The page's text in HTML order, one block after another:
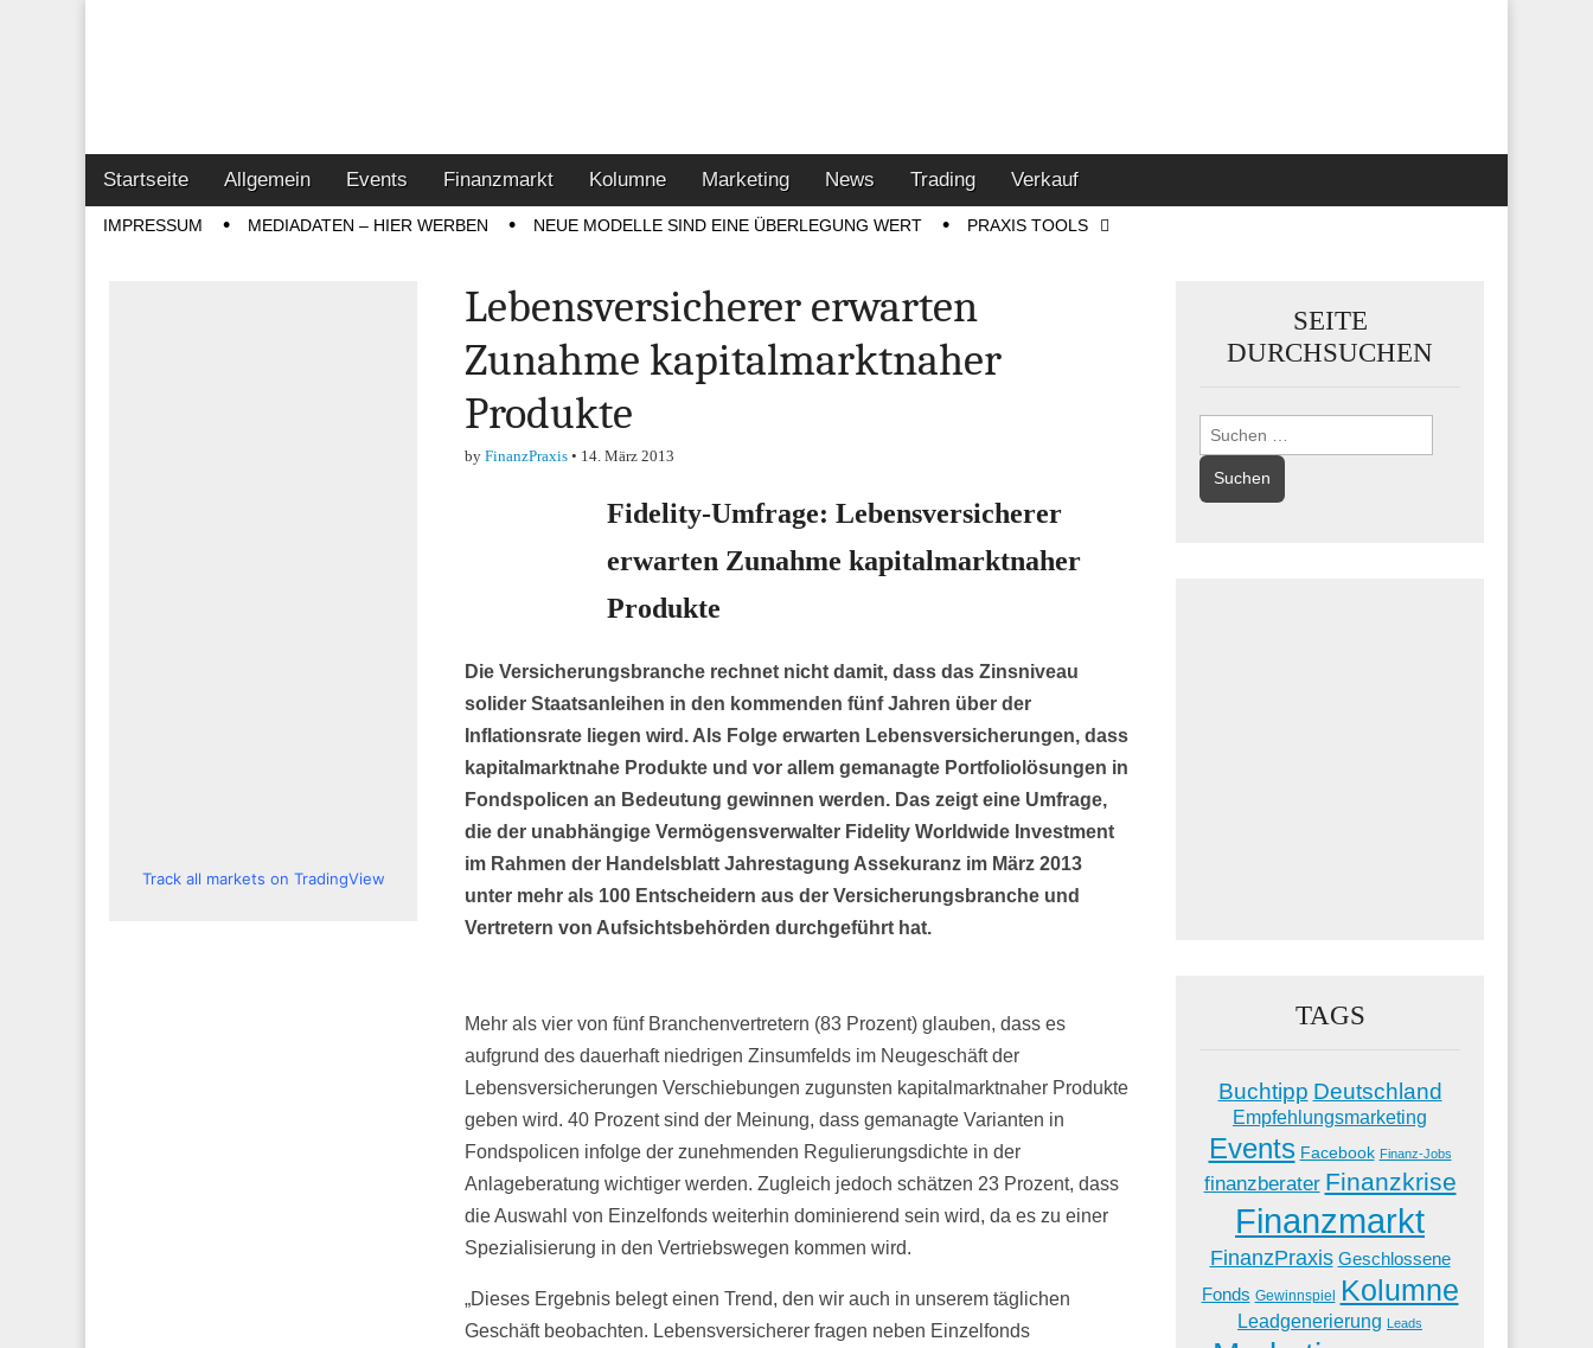
Main
menu
Skip
to
content
Startseite Allgemein Events Finanzmarkt Kolumne Marketing News Trading Verkauf
SubIMPRESSUM MEDIADATEN – HIER WERBEN NEUE MODELLE SIND EINE ÜBERLEGUNG WERT PRAXIS TOOLS
Lebensversicherer erwarten
Zunahme kapitalmarktnaher
Produkte
by FinanzPraxis • 14. März 2013
Fidelity-Umfrage: Lebensversicherer
erwarten Zunahme kapitalmarktnaher
Produkte
Die Versicherungsbranche rechnet nicht damit, dass das Zinsniveau
solider Staatsanleihen in den kommenden fünf Jahren über der
Inflationsrate liegen wird. Als Folge erwarten Lebensversicherungen, dass
kapitalmarktnahe Produkte und vor allem gemanagte Portfoliolösungen in
Fondspolicen an Bedeutung gewinnen werden. Das zeigt eine Umfrage,
die der unabhängige Vermögensverwalter Fidelity Worldwide Investment
im Rahmen der Handelsblatt Jahrestagung Assekuranz im März 2013
unter mehr als 100 Entscheidern aus der Versicherungsbranche und
Vertretern von Aufsichtsbehörden durchgeführt hat.
Mehr als vier von fünf Branchenvertretern (83 Prozent) glauben, dass es
aufgrund des dauerhaft niedrigen Zinsumfelds im Neugeschäft der
Lebensversicherungen Verschiebungen zugunsten kapitalmarktnaher Produkte
geben wird. 40 Prozent sind der Meinung, dass gemanagte Varianten in
Fondspolicen infolge der zunehmenden Regulierungsdichte in der
Anlageberatung wichtiger werden. Zugleich jedoch schätzen 23 Prozent, dass
die Auswahl von Einzelfonds weiterhin dominierend sein wird, da es zu einer
Spezialisierung in den Vertriebswegen kommen wird.
„Dieses Ergebnis belegt einen Trend, den wir auch in unserem täglichen
Geschäft beobachten. Lebensversicherer fragen neben Einzelfonds
Track all markets on TradingView
SEITE
DURCHSUCHEN
Suchen
nach:
TAGS
Buchtipp Deutschland
Empfehlungsmarketing
Events Facebook Finanz-Jobs
finanzberater Finanzkrise
Finanzmarkt
FinanzPraxis Geschlossene
Fonds Gewinnspiel Kolumne
Leadgenerierung Leads